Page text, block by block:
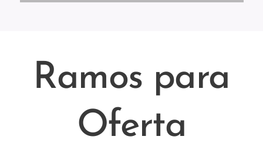
Ramos para
Oferta